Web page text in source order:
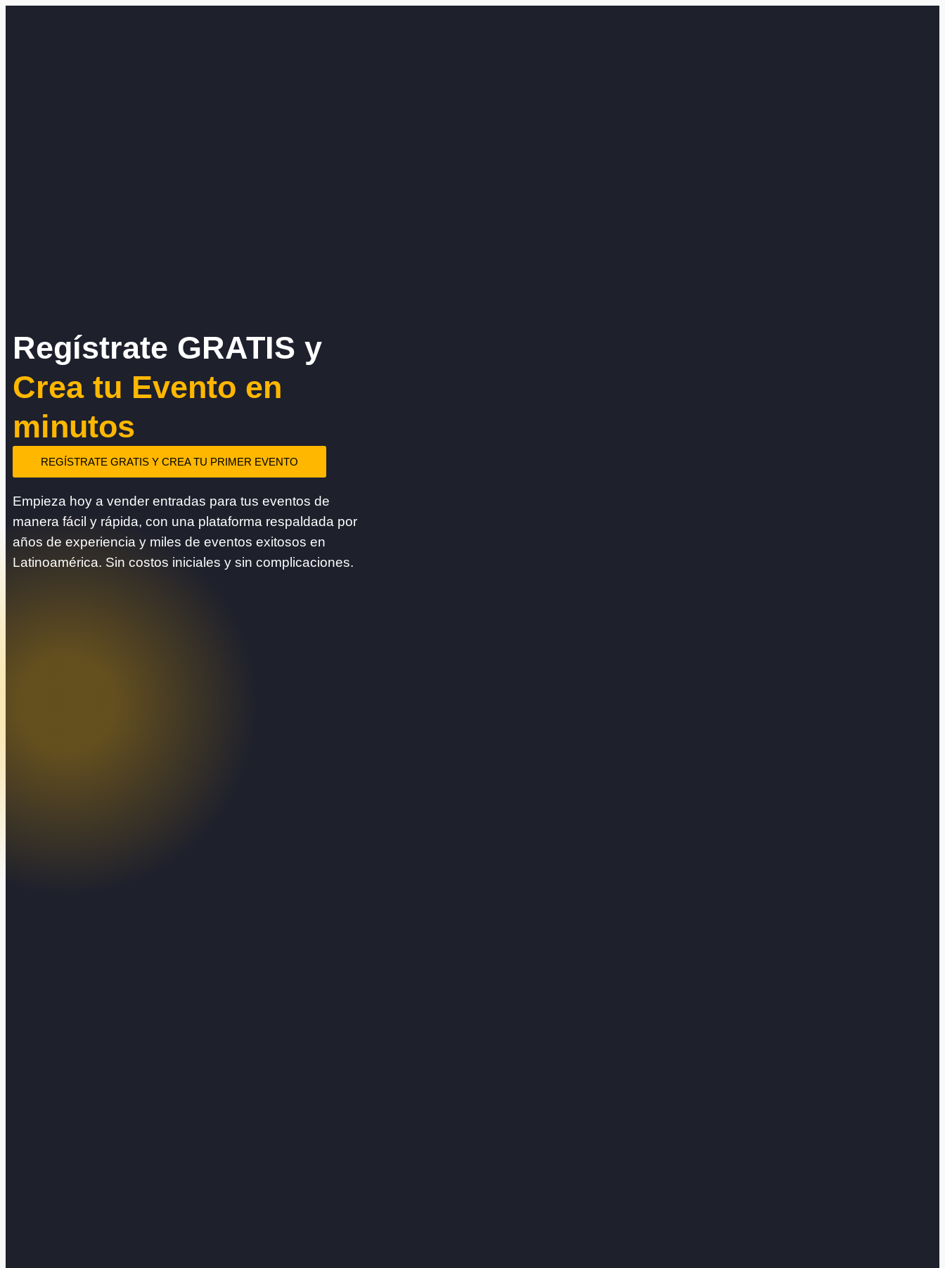
Regístrate GRATIS y
Crea tu Evento en
minutos
REGÍSTRATE GRATIS Y CREA TU PRIMER EVENTO
Empieza hoy a vender entradas para tus eventos de
manera fácil y rápida, con una plataforma respaldada por
años de experiencia y miles de eventos exitosos en
Latinoamérica. Sin costos iniciales y sin complicaciones.